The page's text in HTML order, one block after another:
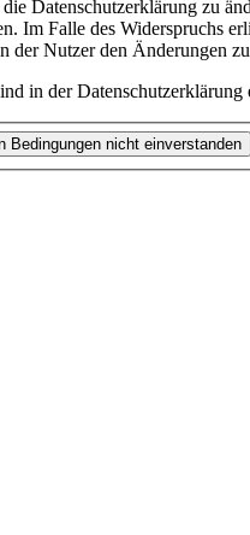
Datenschutzerklärung zu
Im Falle des Widerspruchs
der Nutzer den Änderungen
in der Datenschutzerklärung